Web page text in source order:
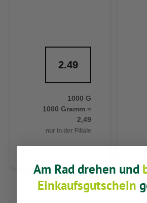
2.49
1000 G
1000 Gramm =
2,49
nur in der Filiale
Am Rad drehen und
Einkaufsgutschein